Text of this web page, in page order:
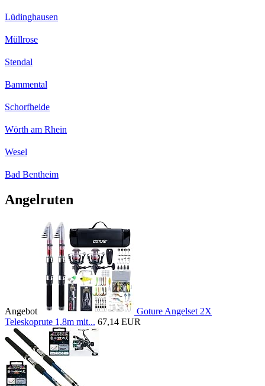
Lüdinghausen
Müllrose
Stendal
Bammental
Schorfheide
Wörth am Rhein
Wesel
Bad Bentheim
Angelruten
Angebot
Goture Angelset 2X
Teleskoprute 1,8m mit... 67,14 EUR